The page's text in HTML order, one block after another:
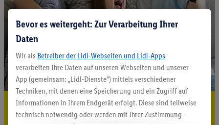
5.95 € Versand sparen³²ᵃ
Jetzt zum Newsletter anmelden
Bevor es weitergeht: Zur Verarbeitung Ihrer
Daten
Wir als Betreiber der Lidl-Webseiten und Lidl-Apps
verarbeiten Ihre Daten auf unseren Webseiten und unserer
App (gemeinsam: „Lidl-Dienste“) mittels verschiedener
Techniken, mit denen eine Speicherung und ein Zugriff auf
Informationen in Ihrem Endgerät erfolgt. Diese sind teilweise
technisch notwendig oder werden mit Ihrer Zustimmung -